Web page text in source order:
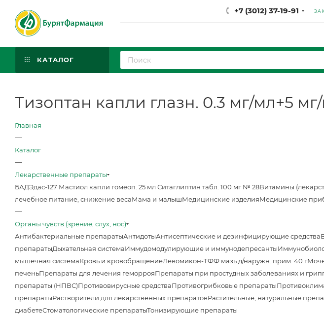
+7 (3012) 37-19-91
КАТАЛОГ
Тизоптан капли глазн. 0.3 мг/мл+5
Главная
—
Каталог
—
Лекарственные препараты
БАДЭдас-127 Мастиол капли гомеоп. 25 мл Ситаглиптин табл. 100 мг № 28Витамины
лечебное питание, снижение весаМама и малышМедицинские изделияМедицинские
—
Органы чувств (зрение, слух, нос)
Антибактериальные препаратыАнтидотыАнтисептические и дезинфицирующие средства
препаратыДыхательная системаИммудомодулирующие и иммунодепресанты
мышечная системаКровь и кровобращениеЛевомикон-ТФФ мазь д/наружн. прим. 40 г
печеньПрепараты для лечения геморрояПрепараты при простудных заболеваниях и
препараты (НПВС)Противовирусные средстваПротивогрибковые препараты
препаратыРастворители для лекарственных препаратовРастительные, натуральные
диабетеСтоматологические препаратыТонизирующие препараты